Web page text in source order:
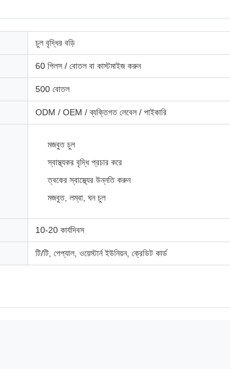
চুল বৃদ্ধির বড়ি
60 পিলস / বোতল বা কাস্টমাইজ করুন
500 বোতল
ODM / OEM / ব্যক্তিগত লেবেল / পাইকারি
মজবুত চুল
স্বাস্থ্যকর বৃদ্ধি প্রচার করে
ত্বকের স্বাস্থ্যের উন্নতি করুন
মজবুত, লম্বা, ঘন চুল
10-20 কার্যদিবস
টি/টি, পেপ্যাল, ওয়েস্টার্ন ইউনিয়ন, ক্রেডিট কার্ড